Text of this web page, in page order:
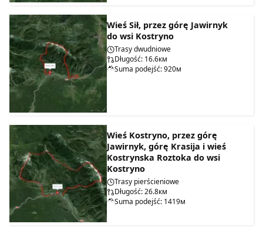
Wieś Sił, przez górę Jawirnyk
do wsi Kostryno
Trasy dwudniowe
Długość: 16.6км
Suma podejść: 920м
Wieś Kostryno, przez górę
Jawirnyk, górę Krasija i wieś
Kostrynska Roztoka do wsi
Kostryno
Trasy pierścieniowe
Długość: 26.8км
Suma podejść: 1419м